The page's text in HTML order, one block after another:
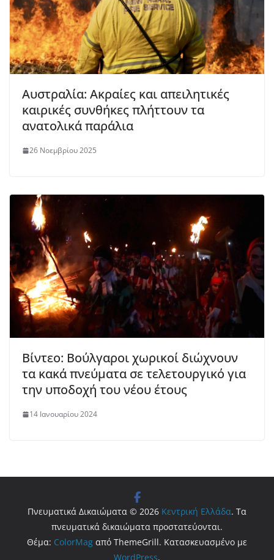
Αυστραλία: Ακραίες και απειλητικές
καιρικές συνθήκες πλήττουν τα
ανατολικά παράλια
26 Νοεμβρίου 2025
Βίντεο: Βούλγαροι χωρικοί διώχνουν
τα κακά πνεύματα σε τελετουργικό για
την υποδοχή του νέου έτους
14 Ιανουαρίου 2024
Πνευματικά Δικαιώματα © 2026 Κεντρική Ελλάδα. Τα
πνευματικά δικαιώματα προστατεύονται.
Θέμα: ColorMag από ThemeGrill. Κατασκευασμένο με
WordPress.